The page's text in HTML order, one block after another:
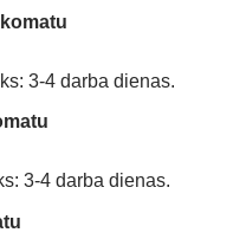
3-4 darba dienas.
3-4 darba dienas.